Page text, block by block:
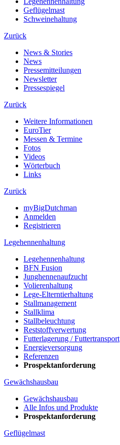
Geflügelmast
Schweinehaltung
Zurück
News & Stories
News
Pressemitteilungen
Newsletter
Pressespiegel
Zurück
Weitere Informationen
EuroTier
Messen & Termine
Fotos
Videos
Wörterbuch
Links
Zurück
myBigDutchman
Anmelden
Registrieren
Legehennenhaltung
Legehennenhaltung
BFN Fusion
Junghennenaufzucht
Volierenhaltung
Lege-Elterntierhaltung
Stallmanagement
Stallklima
Stallbeleuchtung
Reststoffverwertung
Futterlagerung / Futtertransport
Energieversorgung
Referenzen
Prospektanforderung
Gewächshausbau
Gewächshausbau
Alle Infos und Produkte
Prospektanforderung
Geflügelmast